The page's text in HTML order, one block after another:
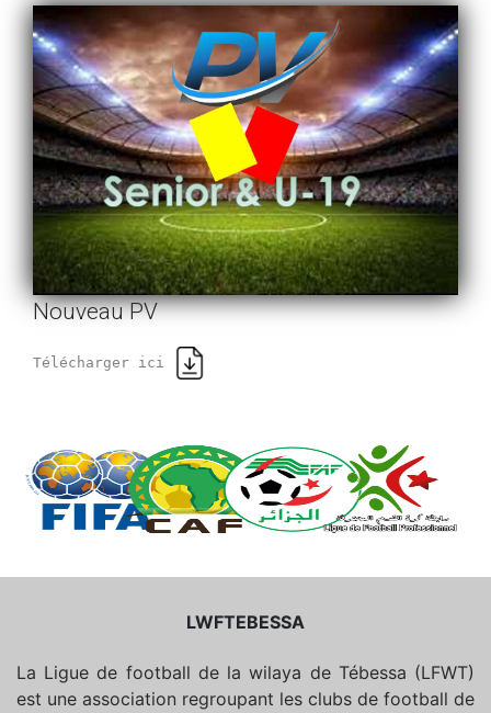
Nouveau PV
Télécharger ici
LWFTEBESSA
La Ligue de football de la wilaya de Tébessa (LFWT)
est une association regroupant les clubs de football de